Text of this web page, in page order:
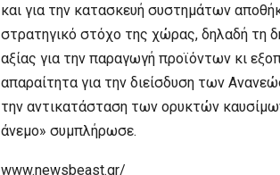
και για την κατασκευή συστημάτων
στρατηγικό στόχο της χώρας, δηλαδή τη
αξίας για την παραγωγή προϊόντων κι
απαραίτητα για την διείσδυση των
την αντικατάσταση των ορυκτών
άνεμο» συμπλήρωσε.
www.newsbeast.gr/